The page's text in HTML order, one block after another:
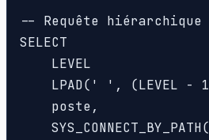
-- Requête hiérarchique
SELECT
LEVEL
LPAD(' ', (LEVEL -
    poste,